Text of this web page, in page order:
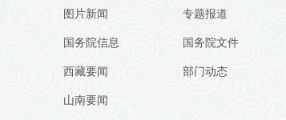
图片新闻
国务院信息
西藏要闻
山南要闻
专题报道
国务院文件
部门动态